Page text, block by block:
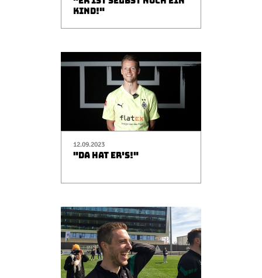
KIND!"
12.09.2023
"DA HAT ER'S!"